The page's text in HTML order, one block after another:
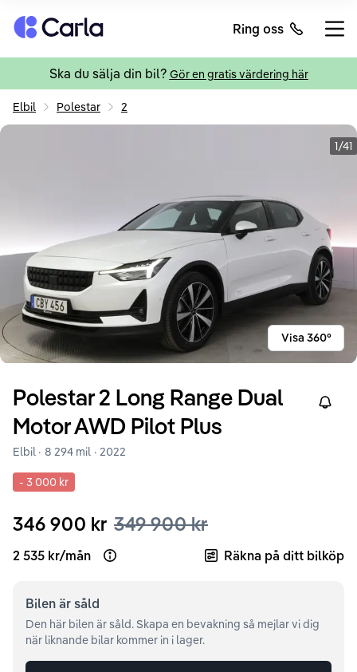
Tillbaka till startsidan Ring oss
Ska du sälja din bil? Gör en gratis värdering här
Elbil Polestar 2
1/41
Visa 360°
Polestar2 Long Range Dual
Motor AWD Pilot Plus
Right
Elbil · 8 294 mil · 2022
- 3 000 kr
346 900 kr 349 900 kr
2 535 kr/mån Open loan example Räkna på ditt bilköp
Bilen är såld
Den här bilen är såld. Skapa en bevakning så mejlar vi dig
när liknande bilar kommer in i lager.